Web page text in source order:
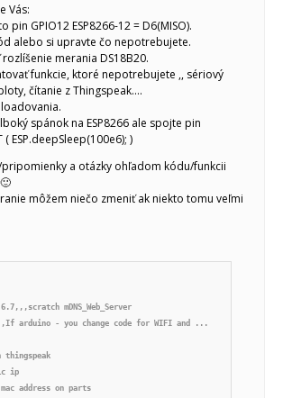
Vás:
pin GPIO12 ESP8266-12 = D6(MISO).
alebo si upravte čo nepotrebujete.
merania DS18B20.
funkcie, ktoré nepotrebujete ,, sériový
čítanie z Thingspeak….
spánok na ESP8266 ale spojte pin
( ESP.deepSleep(100e6); )
a otázky ohľadom kódu/funkcii
môžem niečo zmeniť ak niekto tomu veľmi
mDNS_Web_Server
arduino - you change code for WIFI and ...
thingspeak
ip
address on parts